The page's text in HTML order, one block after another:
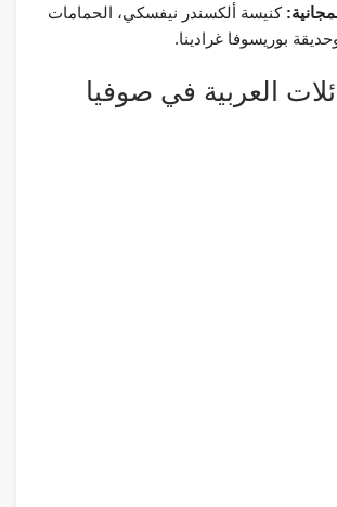
كنيسة ألكسندر نيفسكي، الحمامات
بوريسوفا غرادينا.
العربية في صوفيا